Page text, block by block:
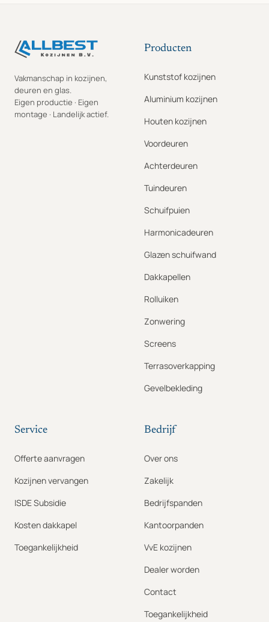
Vakmanschap in kozijnen,
deuren en glas.
Eigen productie · Eigen
montage · Landelijk actief.
Producten
Kunststof kozijnen
Aluminium kozijnen
Houten kozijnen
Voordeuren
Achterdeuren
Tuindeuren
Schuifpuien
Harmonicadeuren
Glazen schuifwand
Dakkapellen
Rolluiken
Zonwering
Screens
Terrasoverkapping
Gevelbekleding
Service
Offerte aanvragen
Kozijnen vervangen
ISDE Subsidie
Kosten dakkapel
Toegankelijkheid
Bedrijf
Over ons
Zakelijk
Bedrijfspanden
Kantoorpanden
VvE kozijnen
Dealer worden
Contact
Toegankelijkheid